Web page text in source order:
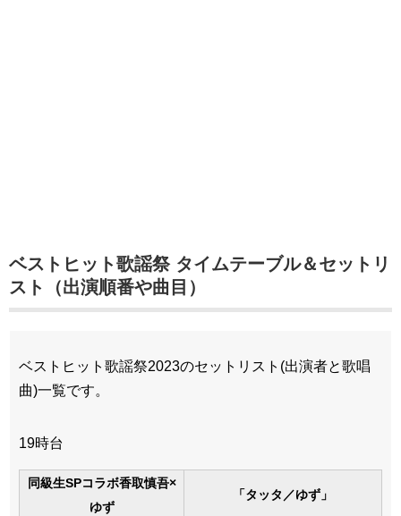
ベストヒット歌謡祭 タイムテーブル＆セットリ
スト（出演順番や曲目）
ベストヒット歌謡祭2023のセットリスト(出演者と歌唱
曲)一覧です。
19時台
同級生SPコラボ香取慎吾×
ゆず
「タッタ／ゆず」